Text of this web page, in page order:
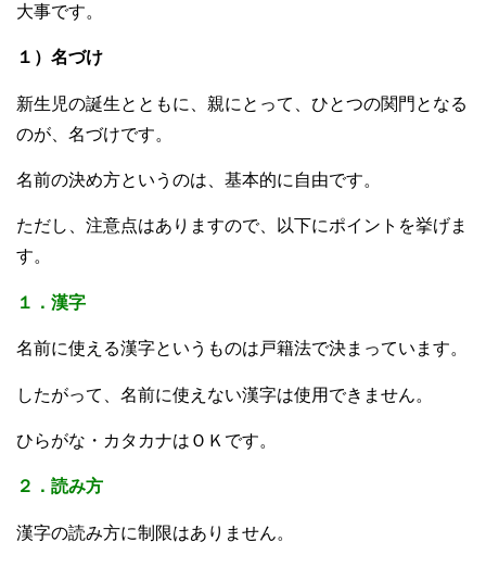
大事です。
１）名づけ
新生児の誕生とともに、親にとって、ひとつの関門となる
のが、名づけです。
名前の決め方というのは、基本的に自由です。
ただし、注意点はありますので、以下にポイントを挙げま
す。
１．漢字
名前に使える漢字というものは戸籍法で決まっています。
したがって、名前に使えない漢字は使用できません。
ひらがな・カタカナはＯＫです。
２．読み方
漢字の読み方に制限はありません。